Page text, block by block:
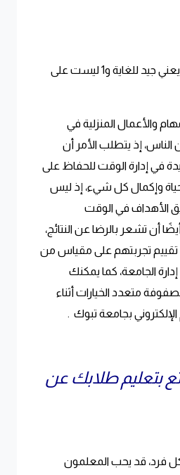
(ضع في اعتبارك أن 5 يعني جيد للغاية و1 ليست على
والأعمال المنزلية في
الناس، إذ يتطلب الأمر أن
في إدارة الوقت للحفاظ على
وإكمال كل شيء، إذ ليس
الأهداف في الوقت
أن تشعر بالرضا عن النتائج،
تجربتهم على مقياس من
مع إدارة الجامعة، كما يمكنك
متعدد الخيارات أثناء
الإلكتروني بجامعة تبوك .
بتعليم طلابك عن
فرد، قد يحب المعلمون